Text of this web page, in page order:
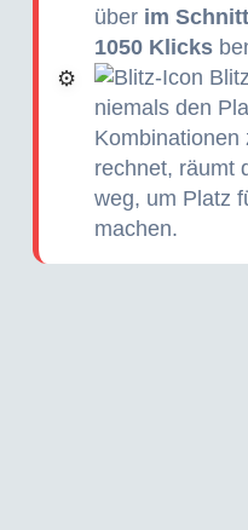
⚙️
überim Schnitt
1050 Klicks
niemals den
Kombinationen
rechnet, räumt
weg, um Platz
machen.